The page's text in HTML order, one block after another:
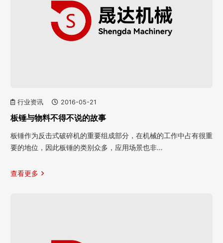
行业资讯 2016-05-21
板锤与物料不得不说的故事
板锤作为反击式破碎机的重要组成部分，在机械的工作中占有很重
要的地位，因此板锤的类别众多，应用场景也非…
查看更多